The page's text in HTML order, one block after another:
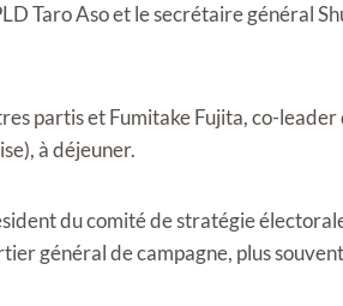
Taro Aso et le secrétaire général
partis et Fumitake Fujita, co-
à ​​déjeuner.
du comité de stratégie
général de campagne, plus